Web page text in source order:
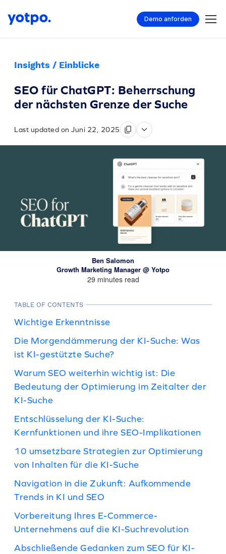
Demo anforden
Insights / Einblicke
SEO für ChatGPT: Beherrschung
der nächsten Grenze der Suche
Last updated on Juni 22, 2025
Ben Salomon
Growth Marketing Manager @ Yotpo
29 minutes read
TABLE OF CONTENTS
Wichtige Erkenntnisse
Die Morgendämmerung der KI-Suche: Was
ist KI-gestützte Suche?
Warum SEO weiterhin wichtig ist: Die
Bedeutung der Optimierung im Zeitalter der
KI-Suche
Entschlüsselung der KI-Suche:
Kernfunktionen und ihre SEO-Implikationen
10 umsetzbare Strategien zur Optimierung
von Inhalten für die KI-Suche
Navigation in die Zukunft: Aufkommende
Trends in KI und SEO
Vorbereitung Ihres E-Commerce-
Unternehmens auf die KI-Suchrevolution
Abschließende Gedanken zum SEO für KI-